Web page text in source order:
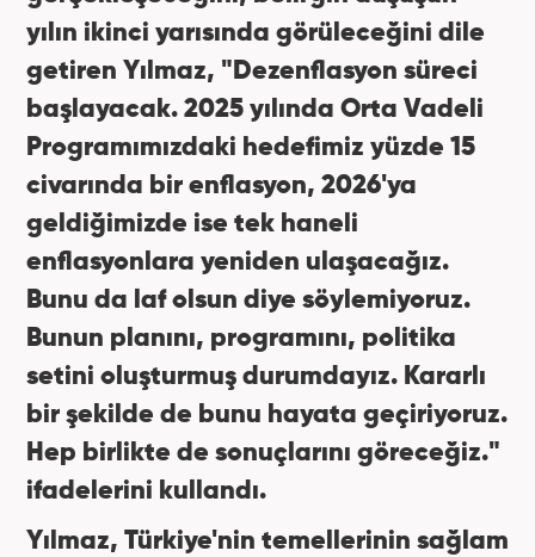
yılın ikinci yarısında görüleceğini dile
getiren Yılmaz, "Dezenflasyon süreci
başlayacak. 2025 yılında Orta Vadeli
Programımızdaki hedefimiz yüzde 15
civarında bir enflasyon, 2026'ya
geldiğimizde ise tek haneli
enflasyonlara yeniden ulaşacağız.
Bunu da laf olsun diye söylemiyoruz.
Bunun planını, programını, politika
setini oluşturmuş durumdayız. Kararlı
bir şekilde de bunu hayata geçiriyoruz.
Hep birlikte de sonuçlarını göreceğiz."
ifadelerini kullandı.
Yılmaz, Türkiye'nin temellerinin sağlam